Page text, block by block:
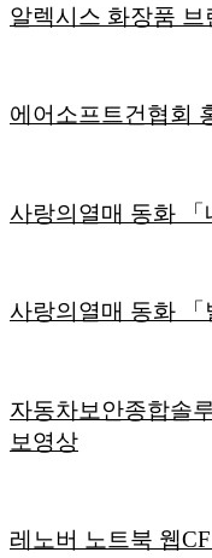
알렉시스 화장품 브
에어소프트건협회
사랑의열매 동화
사랑의열매 동화 「
자동차보안종합솔
보영상
레노버 노트북 웹